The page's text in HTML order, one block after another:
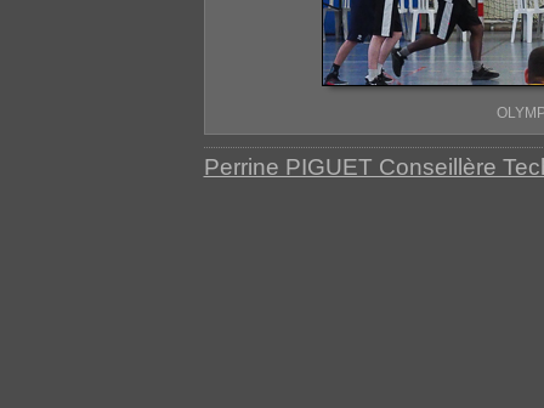
Perrine PIGUET Conseillère